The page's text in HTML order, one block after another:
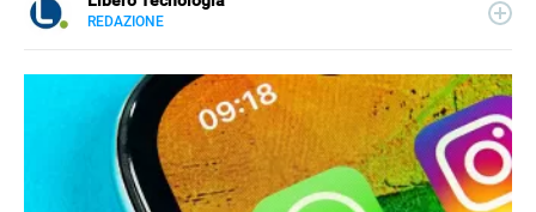
REDAZIONE
tutorial, per un pubblico di principianti e di esperti, di
utenti privati, di PMI e professionisti. Qui trovate i nostri
articoli sul mondo Android e Apple, app e social, audio e
video, smartphone e wearable, domotica e gadget.